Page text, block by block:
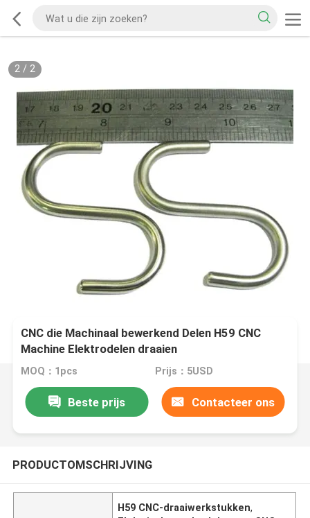
2/ 2
CNC die Machinaal bewerkend Delen H59 CNC
Machine Elektrodelen draaien
MOQ：1pcs Prijs：5USD
Beste prijs Contacteer ons
PRODUCTOMSCHRIJVING
H59 CNC-draaiwerkstukken,